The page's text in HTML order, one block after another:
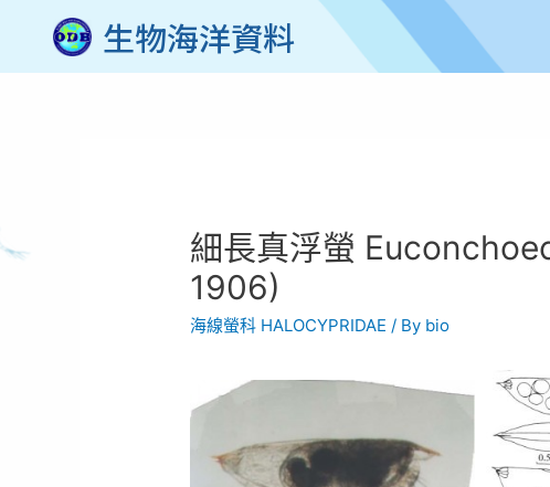
生物海洋資料
細長真浮螢
1906)
海線螢科 HALOCYPRIDAE / By bio